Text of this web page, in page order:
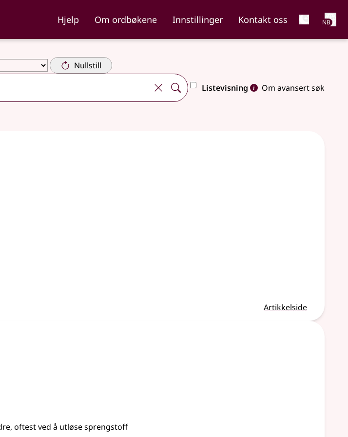
Hjelp Om ordbøkene Innstillinger Kontakt oss NB
Nullstill
Listevisning Om avansert søk
Artikkelside
oftest ved å utløse sprengstoff